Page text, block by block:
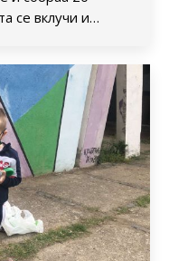
се вклучи и…